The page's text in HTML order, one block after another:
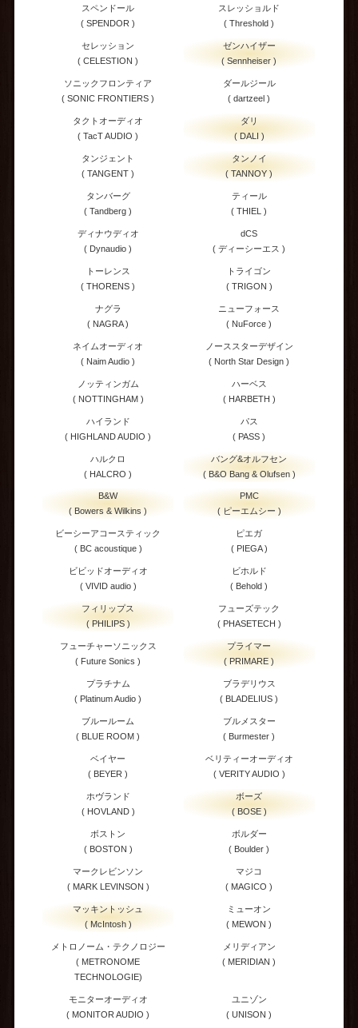
スペンドール
( SPENDOR )
スレッショルド
( Threshold )
セレッション
( CELESTION )
ゼンハイザー
( Sennheiser )
ソニックフロンティア
( SONIC FRONTIERS )
ダールジール
( dartzeel )
タクトオーディオ
( TacT AUDIO )
ダリ
( DALI )
タンジェント
( TANGENT )
タンノイ
( TANNOY )
タンバーグ
( Tandberg )
ティール
( THIEL )
ディナウディオ
( Dynaudio )
dCS
( ディーシーエス )
トーレンス
( THORENS )
トライゴン
( TRIGON )
ナグラ
( NAGRA )
ニューフォース
( NuForce )
ネイムオーディオ
( Naim Audio )
ノーススターデザイン
( North Star Design )
ノッティンガム
( NOTTINGHAM )
ハーベス
( HARBETH )
ハイランド
( HIGHLAND AUDIO )
パス
( PASS )
ハルクロ
( HALCRO )
バング&オルフセン
( B&O Bang & Olufsen )
B&W
( Bowers & Wilkins )
PMC
( ピーエムシー )
ビーシーアコースティック
( BC acoustique )
ピエガ
( PIEGA )
ビビッドオーディオ
( VIVID audio )
ビホルド
( Behold )
フィリップス
( PHILIPS )
フューズテック
( PHASETECH )
フューチャーソニックス
( Future Sonics )
プライマー
( PRIMARE )
プラチナム
( Platinum Audio )
ブラデリウス
( BLADELIUS )
ブルールーム
( BLUE ROOM )
ブルメスター
( Burmester )
ベイヤー
( BEYER )
ベリティーオーディオ
( VERITY AUDIO )
ホヴランド
( HOVLAND )
ボーズ
( BOSE )
ボストン
( BOSTON )
ボルダー
( Boulder )
マークレビンソン
( MARK LEVINSON )
マジコ
( MAGICO )
マッキントッシュ
( McIntosh )
ミューオン
( MEWON )
メトロノーム・テクノロジー
( METRONOME
TECHNOLOGIE)
メリディアン
( MERIDIAN )
モニターオーディオ
( MONITOR AUDIO )
ユニゾン
( UNISON )